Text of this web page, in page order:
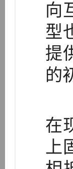
向
型
提
的
在